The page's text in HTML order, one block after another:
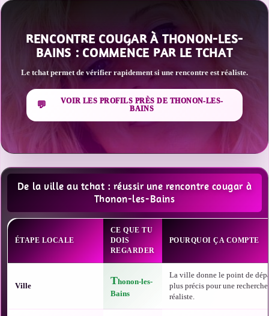
RENCONTRE COUGAR À THONON-LES-
BAINS : COMMENCE PAR LE TCHAT
Le tchat permet de vérifier rapidement si une rencontre est réaliste.
VOIR LES PROFILS PRÈS DE THONON-LES-
BAINS
De la ville au tchat : réussir une rencontre cougar à
Thonon-les-Bains
ÉTAPE LOCALE
CE QUE TU
DOIS
REGARDER
POURQUOI ÇA COMPTE
Ville Thonon-les-
Bains
La ville donne le point de
plus précis pour une
réaliste.